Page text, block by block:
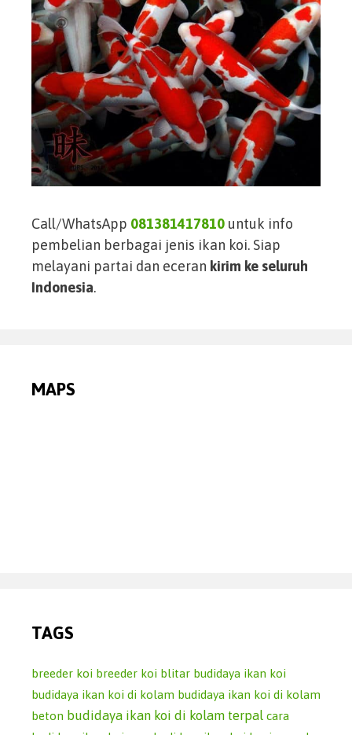
Call/WhatsApp 081381417810 untuk info
pembelian berbagai jenis ikan koi. Siap
melayani partai dan eceran kirim ke seluruh
Indonesia.
MAPS
TAGS
breeder koi breeder koi blitar budidaya ikan koi
budidaya ikan koi di kolam budidaya ikan koi di kolam
beton budidaya ikan koi di kolam terpal cara